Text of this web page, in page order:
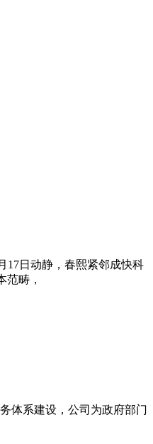
17日动静，春熙紧邻成快科
畴，
体系建设，公司为政府部门